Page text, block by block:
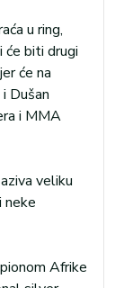
u ring,
će biti drugi
će na
Dušan
i MMA
veliku
neke
Afrike